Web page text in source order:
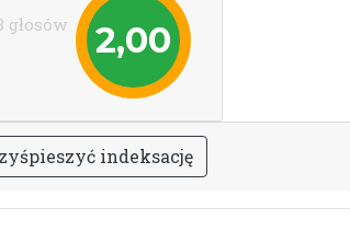
2,00
głosów
zyśpieszyć indeksację